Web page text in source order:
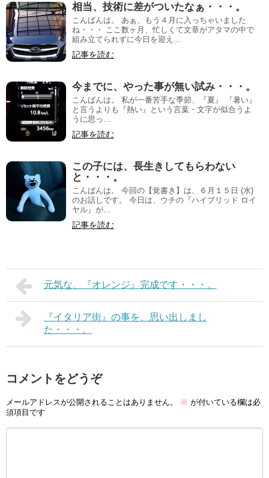
相当、技術に差がついたなぁ・・・。
こんばんは。 あぁ、もう４月に入っちゃいました
ね・・・ ここ数ヶ月、忙しくて文章がアタマの中で
組み立てられずに今日を迎え...
記事を読む
今までに、やった事が無い試み・・・。
こんばんは。 私が一番苦手な季節、『夏』 『暑い』
と言うよりも『熱い』という言葉・文字が似合うよ
うに思っ...
記事を読む
この子には、長生きしてもらわない
と・・・。
こんばんは。 今回の【覚書き】は、６月１５日 (水)
のお話しです。 今日は、ウチの『ハイブリッド ロイ
ヤル』が...
記事を読む
元気な、『オレンジ』完成です・・・。
『イタリア街』の事を、思い出しまし
た・・・。
コメントをどうぞ
メールアドレスが公開されることはありません。 ※ が付いている欄は必
須項目です